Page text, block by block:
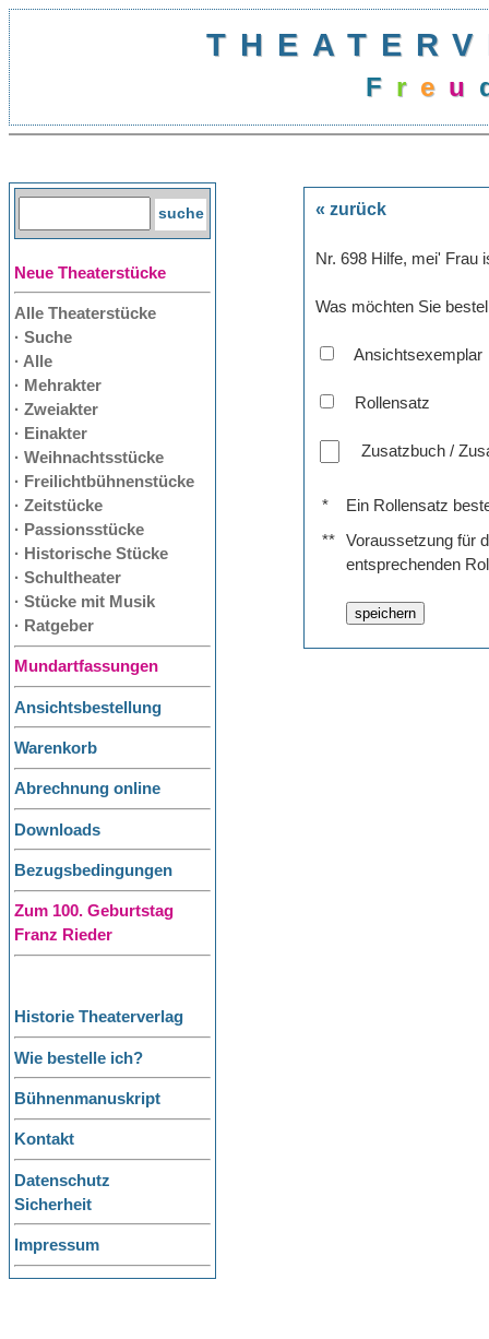
Freu
Neue Theaterstücke
Alle Theaterstücke
· Suche
· Alle
· Mehrakter
· Zweiakter
· Einakter
· Weihnachtsstücke
· Freilichtbühnenstücke
· Zeitstücke
· Passionsstücke
· Historische Stücke
· Schultheater
· Stücke mit Musik
· Ratgeber
Mundartfassungen
Ansichtsbestellung
Warenkorb
Abrechnung online
Downloads
Bezugsbedingungen
Zum 100. Geburtstag
Franz Rieder
Historie Theaterverlag
Wie bestelle ich?
Bühnenmanuskript
Kontakt
Datenschutz
Sicherheit
Impressum
« zurück
Nr. 698 Hilfe, mei' Frau
Was möchten Sie
Ansichtsexemplar
Rollensatz
Zusatzbuch /
*
Ein Rollensatz
**
Voraussetzung für
entsprechenden